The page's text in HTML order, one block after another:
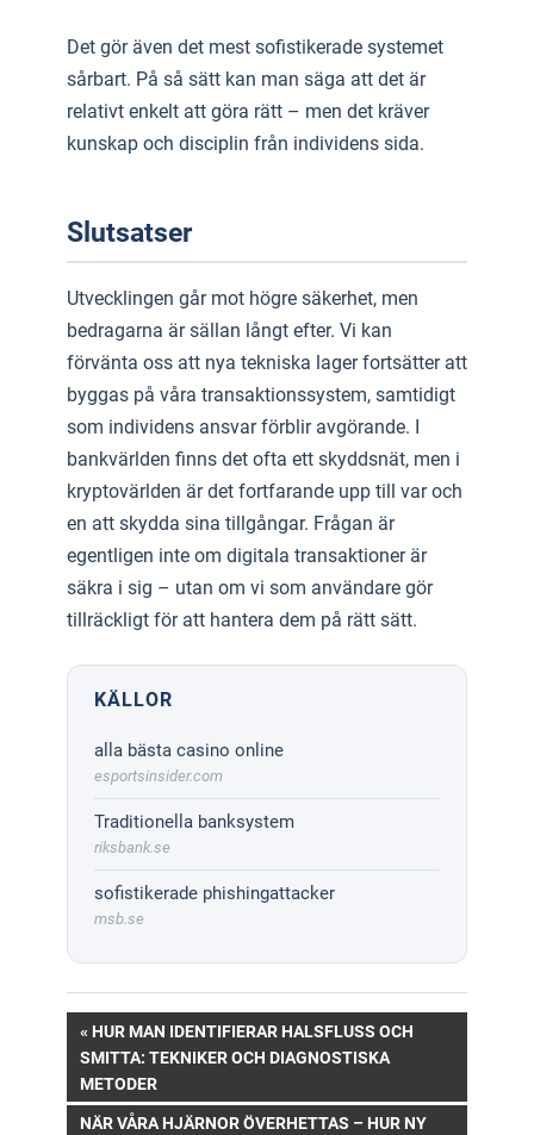
Det gör även det mest sofistikerade systemet
sårbart. På så sätt kan man säga att det är
relativt enkelt att göra rätt – men det kräver
kunskap och disciplin från individens sida.
Slutsatser
Utvecklingen går mot högre säkerhet, men
bedragarna är sällan långt efter. Vi kan
förvänta oss att nya tekniska lager fortsätter att
byggas på våra transaktionssystem, samtidigt
som individens ansvar förblir avgörande. I
bankvärlden finns det ofta ett skyddsnät, men i
kryptovärlden är det fortfarande upp till var och
en att skydda sina tillgångar. Frågan är
egentligen inte om digitala transaktioner är
säkra i sig – utan om vi som användare gör
tillräckligt för att hantera dem på rätt sätt.
KÄLLOR
alla bästa casino online
esportsinsider.com
Traditionella banksystem
riksbank.se
sofistikerade phishingattacker
msb.se
Inläggsnavigering
PREVIOUS
POST:
HUR MAN IDENTIFIERAR HALSFLUSS OCH
SMITTA: TEKNIKER OCH DIAGNOSTISKA
METODER
NEXT
NÄR VÅRA HJÄRNOR ÖVERHETTAS – HUR NY